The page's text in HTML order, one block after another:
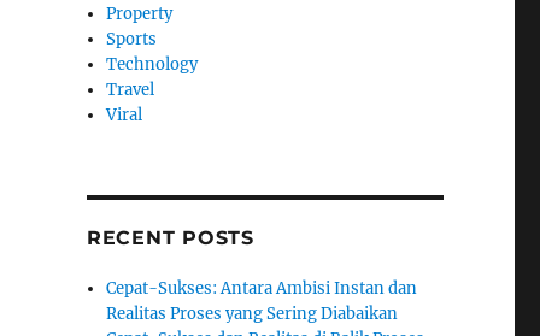
Property
Sports
Technology
Travel
Viral
RECENT POSTS
Cepat-Sukses: Antara Ambisi Instan dan
Realitas Proses yang Sering Diabaikan